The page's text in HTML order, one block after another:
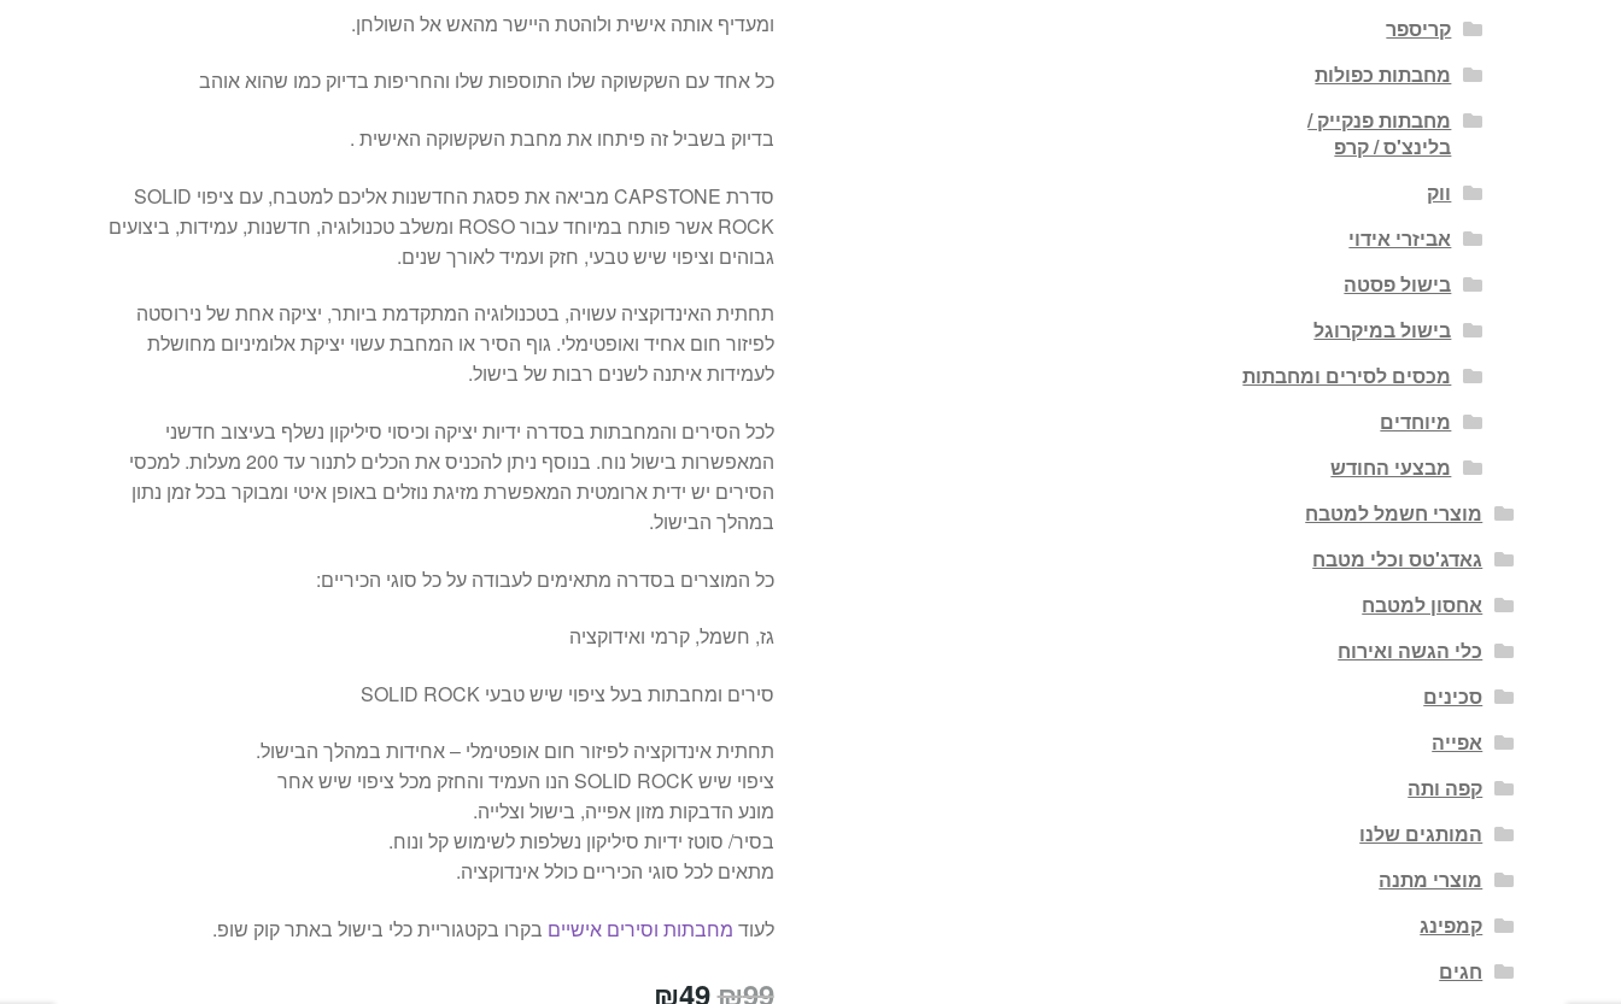
ומעדיף אותה אישית ולוהטת היישר מהאש אל השולחן.
כל אחד עם השקשוקה שלו התוספות שלו והחריפות בדיוק כמו שהוא אוהב
בדיוק בשביל זה פיתחו את מחבת השקשוקה האישית .
סדרת CAPSTONE מביאה את פסגת החדשנות אליכם למטבח, עם ציפוי SOLID
ROCK אשר פותח במיוחד עבור ROSO ומשלב טכנולוגיה, חדשנות, עמידות, ביצועים
גבוהים וציפוי שיש טבעי, חזק ועמיד לאורך שנים.
תחתית האינדוקציה עשויה, בטכנולוגיה המתקדמת ביותר, יציקה אחת של נירוסטה
לפיזור חום אחיד ואופטימלי. גוף הסיר או המחבת עשוי יציקת אלומיניום מחושלת
לעמידות איתנה לשנים רבות של בישול.
לכל הסירים והמחבתות בסדרה ידיות יציקה וכיסוי סיליקון נשלף בעיצוב חדשני
המאפשרות בישול נוח. בנוסף ניתן להכניס את הכלים לתנור עד 200 מעלות. למכסי
הסירים יש ידית ארומטית המאפשרת מזיגת נוזלים באופן איטי ומבוקר בכל זמן נתון
במהלך הבישול.
כל המוצרים בסדרה מתאימים לעבודה על כל סוגי הכיריים:
גז, חשמל, קרמי ואידוקציה
סירים ומחבתות בעל ציפוי שיש טבעי SOLID ROCK
תחתית אינדוקציה לפיזור חום אופטימלי – אחידות במהלך הבישול.
ציפוי שיש SOLID ROCK הנו העמיד והחזק מכל ציפוי שיש אחר
מונע הדבקות מזון אפייה, בישול וצלייה.
בסיר/ סוטז ידיות סיליקון נשלפות לשימוש קל ונוח.
מתאים לכל סוגי הכיריים כולל אינדוקציה.
לעוד מחבתות וסירים אישיים בקרו בקטגוריית כלי בישול באתר קוק שופ.
₪99
המחיר
₪49
קריספר
מחבתות כפולות
מחבתות פנקייק /
בלינצ'ס / קרפ
ווק
אביזרי אידוי
בישול פסטה
בישול במיקרוגל
מכסים לסירים ומחבתות
מיוחדים
מבצעי החודש
מוצרי חשמל למטבח
גאדג'טס וכלי מטבח
אחסון למטבח
כלי הגשה ואירוח
סכינים
אפייה
קפה ותה
המותגים שלנו
מוצרי מתנה
קמפינג
חגים